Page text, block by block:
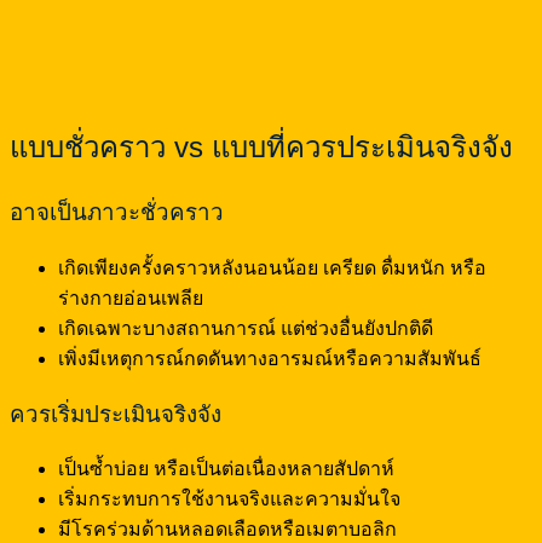
แบบชั่วคราว vs แบบที่ควรประเมินจริงจัง
อาจเป็นภาวะชั่วคราว
เกิดเพียงครั้งคราวหลังนอนน้อย เครียด ดื่มหนัก หรือ
ร่างกายอ่อนเพลีย
เกิดเฉพาะบางสถานการณ์ แต่ช่วงอื่นยังปกติดี
เพิ่งมีเหตุการณ์กดดันทางอารมณ์หรือความสัมพันธ์
ควรเริ่มประเมินจริงจัง
เป็นซ้ำบ่อย หรือเป็นต่อเนื่องหลายสัปดาห์
เริ่มกระทบการใช้งานจริงและความมั่นใจ
มีโรคร่วมด้านหลอดเลือดหรือเมตาบอลิก